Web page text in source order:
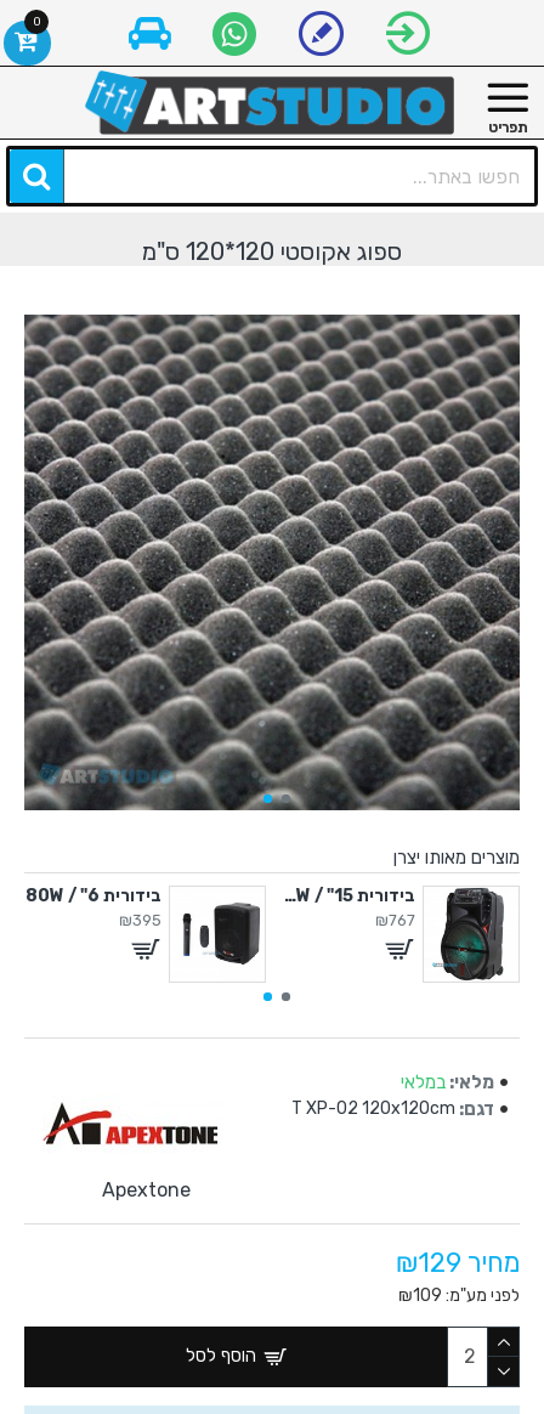
ספוג אקוסטי 120*120 ס"מ
מוצרים מאותו יצרן
בידורית 15" / 500W
₪767
בידורית 6" / 80W
₪395
מלאי: במלאי
דגם: T XP-02 120x120cm
Apextone
מחיר ₪129
לפני מע"מ: ₪109
הוסף לסל
0